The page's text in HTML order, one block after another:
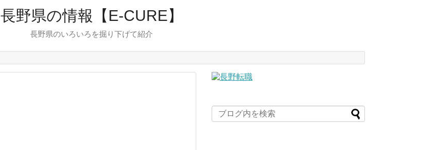
長野県の情報【E-CURE】
長野県のいろいろを掘り下げて紹介